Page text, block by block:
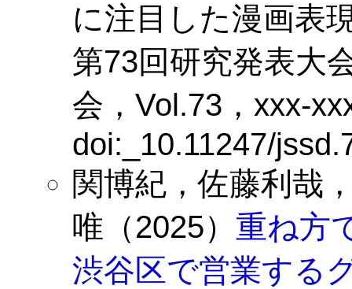
に注目した漫画表
第73回研究発表大
会，Vol.73，xxx-
doi:_10.11247/
関博紀，佐藤利哉
唯（2025） 重ね方
渋谷区で営業する